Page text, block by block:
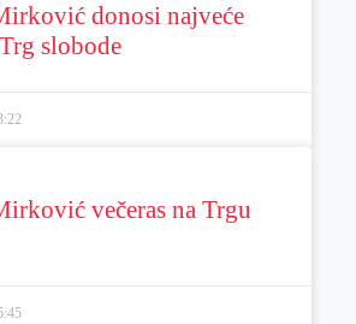
donosi najveće
slobode
večeras na Trgu